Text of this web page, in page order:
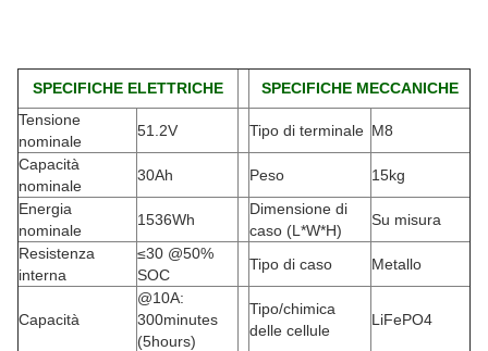
SPECIFICHE ELETTRICHE
SPECIFICHE MECCANICHE
Tensione
nominale
51.2V Tipo di terminale M8
Capacità
nominale
30Ah Peso
15kg
Energia
nominale
1536Wh
Dimensione di
caso (L*W*H)
Su misura
Resistenza
interna
≤30 @50%
SOC
Tipo di caso Metallo
Capacità
@10A:
300minutes
(5hours)
Tipo/chimica
delle cellule
LiFePO4